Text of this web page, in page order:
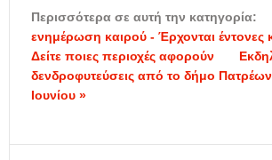
Περισσότερα σε αυτή την κατηγορία:
ενημέρωση καιρού - Έρχονται έντονες
Δείτε ποιες περιοχές αφορούν
δενδροφυτεύσεις από το δήμο
Ιουνίου »